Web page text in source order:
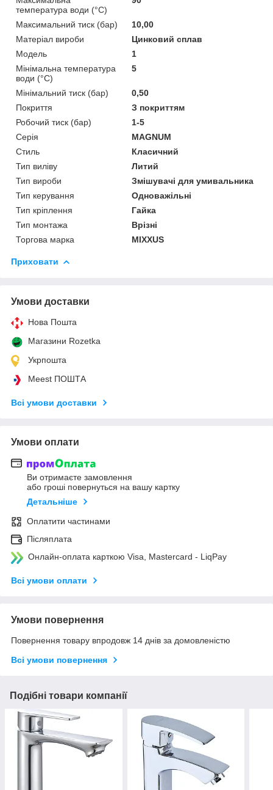
температура води (°C)
Максимальний тиск (бар)
10,00
Матеріал вироби
Цинковий сплав
Мoдель
1
Мінімальна температура
води (°C)
5
Мінімальний тиск (бар)
0,50
Покриття
З покриттям
Робочий тиск (бар)
1-5
Серія
MAGNUM
Стиль
Класичний
Тип виліву
Литий
Тип вироби
Змішувачі для умивальника
Тип керування
Одноважільні
Тип кріплення
Гайка
Тип монтажа
Врізні
Торгова марка
MIXXUS
Приховати
Умови доставки
Нова Пошта
Магазини Rozetka
Укрпошта
Meest ПОШТА
Всі умови доставки
Умови оплати
Ви отримаєте замовлення
або гроші повернуться на вашу картку
Детальніше
Оплатити частинами
Післяплата
Онлайн-оплата карткою Visa, Mastercard - LiqPay
Всі умови оплати
Умови повернення
Повернення товару впродовж 14 днів за домовленістю
Всі умови повернення
Подібні товари компанії